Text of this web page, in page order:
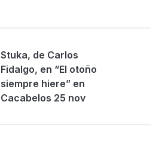
Stuka, de Carlos
Fidalgo, en “El otoño
siempre hiere” en
Cacabelos 25 nov